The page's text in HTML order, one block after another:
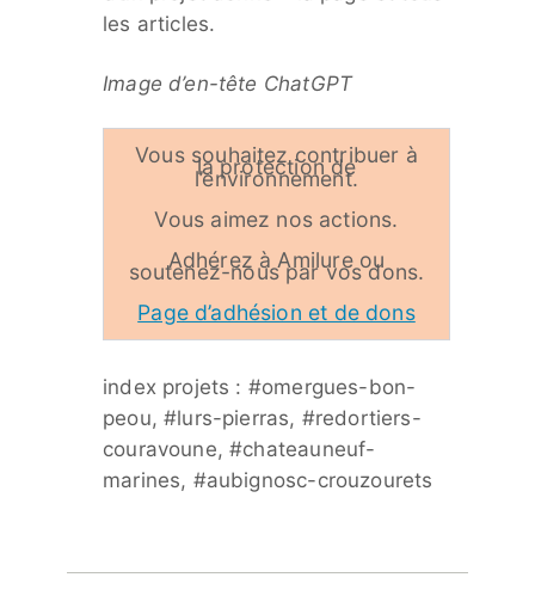
les articles.
Image d’en-tête ChatGPT
Vous souhaitez contribuer à
la protection de
l’environnement.
Vous aimez nos actions.
Adhérez à Amilure ou
soutenez-nous par vos dons.
Page d’adhésion et de dons
index projets : #omergues-bon-
peou, #lurs-pierras, #redortiers-
couravoune, #chateauneuf-
marines, #aubignosc-crouzourets